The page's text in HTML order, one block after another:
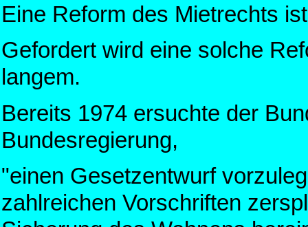
Eine Reform des Mietrechts
Gefordert wird eine solche
langem.
Bereits 1974 ersuchte der
Bundesregierung,
"einen Gesetzentwurf
zahlreichen Vorschriften